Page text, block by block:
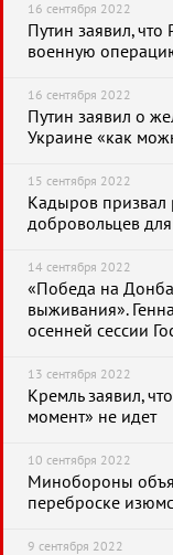
16 сентября 2022
Путин заявил,
военную
16 сентября 2022
Путин заявил о
Украине «как
15 сентября 2022
Кадыров призвал
добровольцев
14 сентября 2022
«Победа на
выживания».
осенней сессии
13 сентября 2022
Кремль заявил,
момент» не идет
10 сентября 2022
Минобороны
переброске
9 сентября 2022